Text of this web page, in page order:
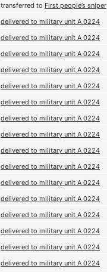
transferred to First people’s sniper
delivered to military unit А 0224
delivered to military unit А 0224
delivered to military unit А 0224
delivered to military unit А 0224
delivered to military unit А 0224
delivered to military unit А 0224
delivered to military unit А 0224
delivered to military unit А 0224
delivered to military unit А 0224
delivered to military unit А 0224
delivered to military unit А 0224
delivered to military unit А 0224
delivered to military unit А 0224
delivered to military unit A 0224
delivered to military unit A 0224
delivered to military unit A 0224